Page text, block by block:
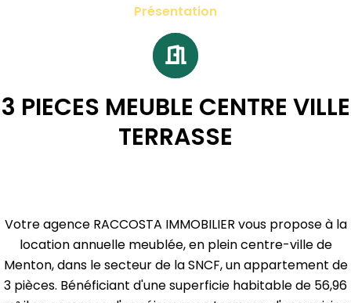
Présentation
3 PIECES MEUBLE CENTRE VILLE
TERRASSE
Votre agence RACCOSTA IMMOBILIER vous propose à la
location annuelle meublée, en plein centre-ville de
Menton, dans le secteur de la SNCF, un appartement de
3 pièces. Bénéficiant d'une superficie habitable de 56,96